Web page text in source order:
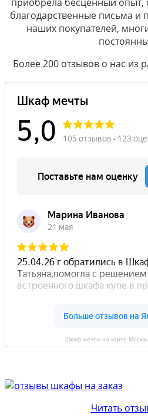
благодарственные письма и
наших покупателей,
Более 200 отзывов о нас из
Шкаф мечты на карте
Читать